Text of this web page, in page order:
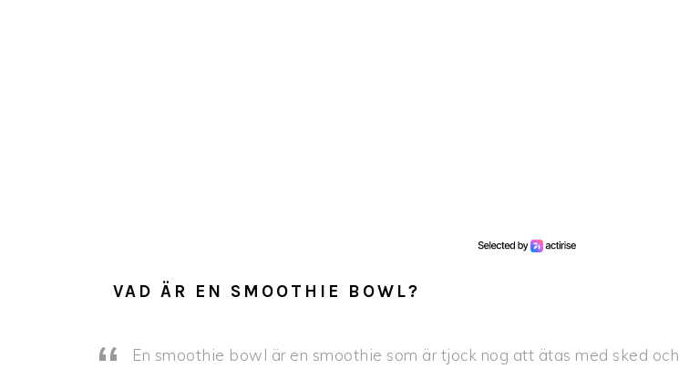
VAD ÄR EN SMOOTHIE BOWL?
En smoothie bowl är en smoothie som är tjock nog att ätas med sked och